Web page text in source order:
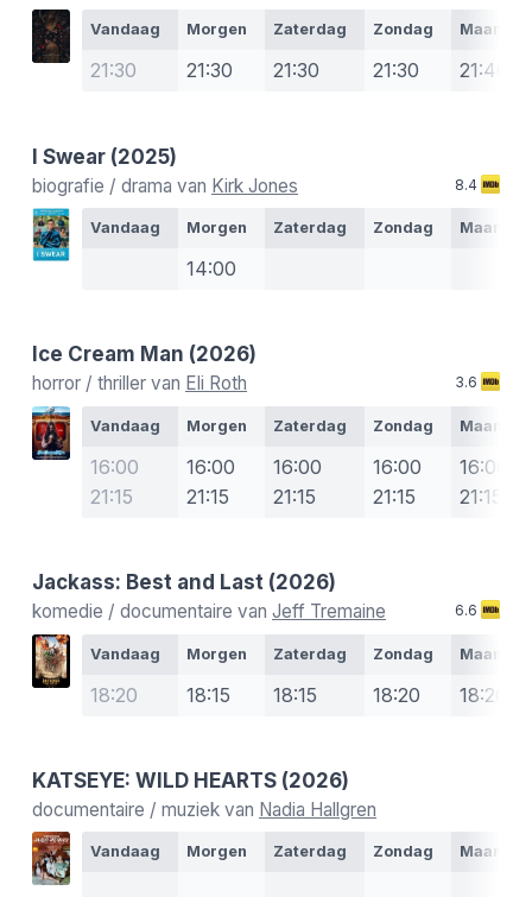
Vandaag Morgen Zaterdag Zondag Maandag
21:30 21:30 21:30 21:30 21:40
I Swear (2025)
biografie / drama van Kirk Jones 8.4
Vandaag Morgen Zaterdag Zondag Maandag
14:00
Ice Cream Man (2026)
horror / thriller van Eli Roth 3.6
Vandaag Morgen Zaterdag Zondag Maandag
16:00
21:15
16:00
21:15
16:00
21:15
16:00
21:15
16:00
21:15
Jackass: Best and Last (2026)
komedie / documentaire van Jeff Tremaine 6.6
Vandaag Morgen Zaterdag Zondag Maandag
18:20 18:15 18:15 18:20 18:20
KATSEYE: WILD HEARTS (2026)
documentaire / muziek van Nadia Hallgren
Vandaag Morgen Zaterdag Zondag Maandag